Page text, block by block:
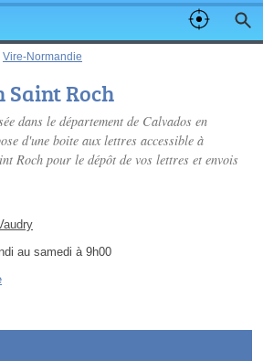
Vire-Normandie
Saint Roch
dans le département de Calvados en
d'une boite aux lettres accessible à
Roch pour le dépôt de vos lettres et envois
au samedi à 9h00